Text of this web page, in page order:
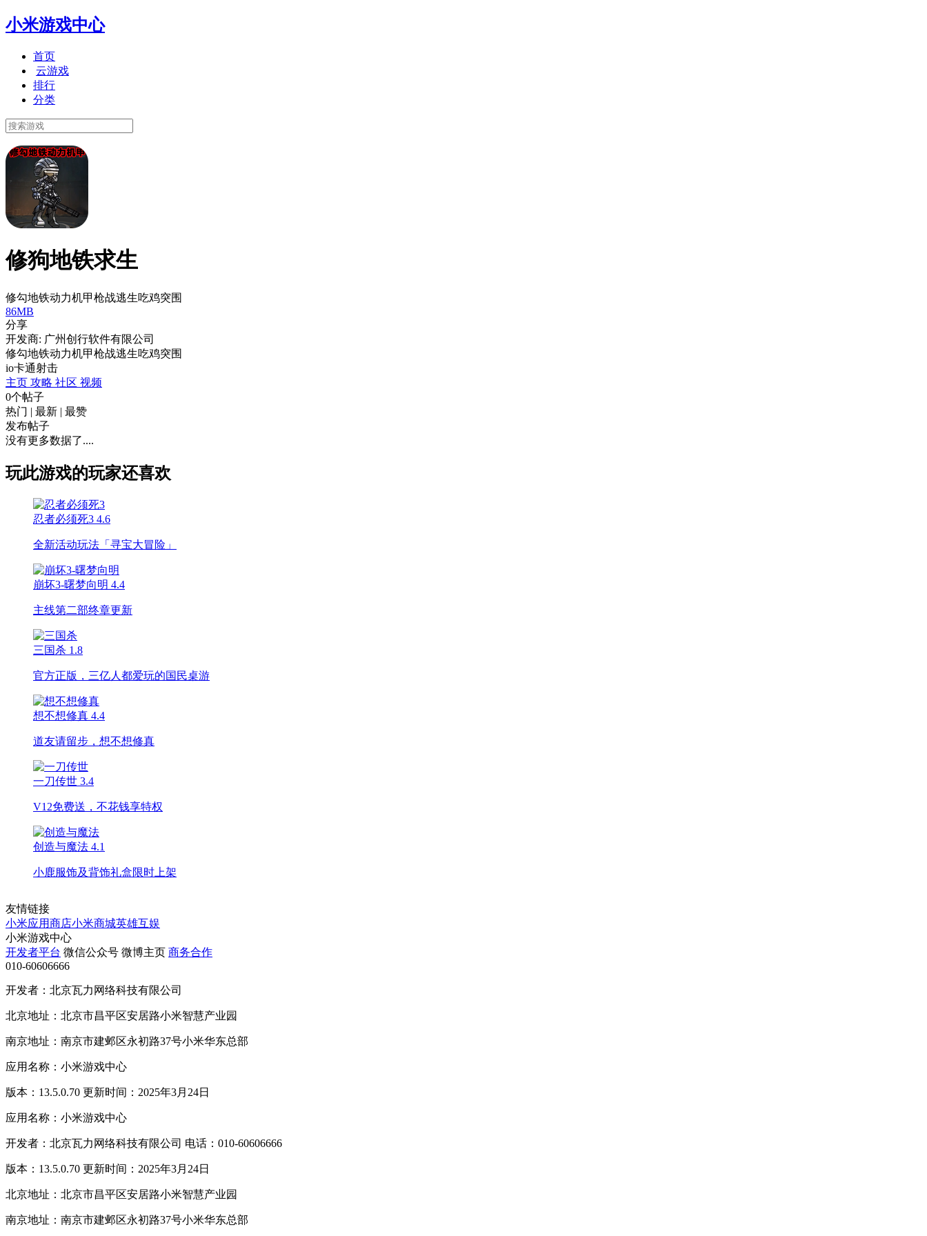
小米游戏中心
首页
云游戏
排行
分类
修狗地铁求生
修勾地铁动力机甲枪战逃生吃鸡突围
86MB
分享
开发商: 广州创行软件有限公司
修勾地铁动力机甲枪战逃生吃鸡突围
io卡通射击
主页 攻略 社区 视频
0个帖子
热门 | 最新 | 最赞
发布帖子
没有更多数据了....
玩此游戏的玩家还喜欢
忍者必须死3 4.6
全新活动玩法「寻宝大冒险」
崩坏3-曙梦向明 4.4
主线第二部终章更新
三国杀 1.8
官方正版，三亿人都爱玩的国民桌游
想不想修真 4.4
道友请留步，想不想修真
一刀传世 3.4
V12免费送，不花钱享特权
创造与魔法 4.1
小鹿服饰及背饰礼盒限时上架
友情链接
小米应用商店小米商城英雄互娱
小米游戏中心
开发者平台 微信公众号 微博主页 商务合作
010-60606666
开发者：北京瓦力网络科技有限公司
北京地址：北京市昌平区安居路小米智慧产业园
南京地址：南京市建邺区永初路37号小米华东总部
应用名称：小米游戏中心
版本：13.5.0.70 更新时间：2025年3月24日
应用名称：小米游戏中心
开发者：北京瓦力网络科技有限公司 电话：010-60606666
版本：13.5.0.70 更新时间：2025年3月24日
北京地址：北京市昌平区安居路小米智慧产业园
南京地址：南京市建邺区永初路37号小米华东总部